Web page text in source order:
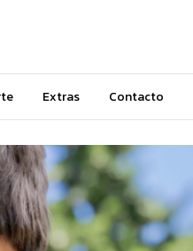
Extras Contacto